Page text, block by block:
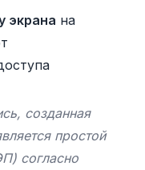
экрана на
созданная
простой
согласно